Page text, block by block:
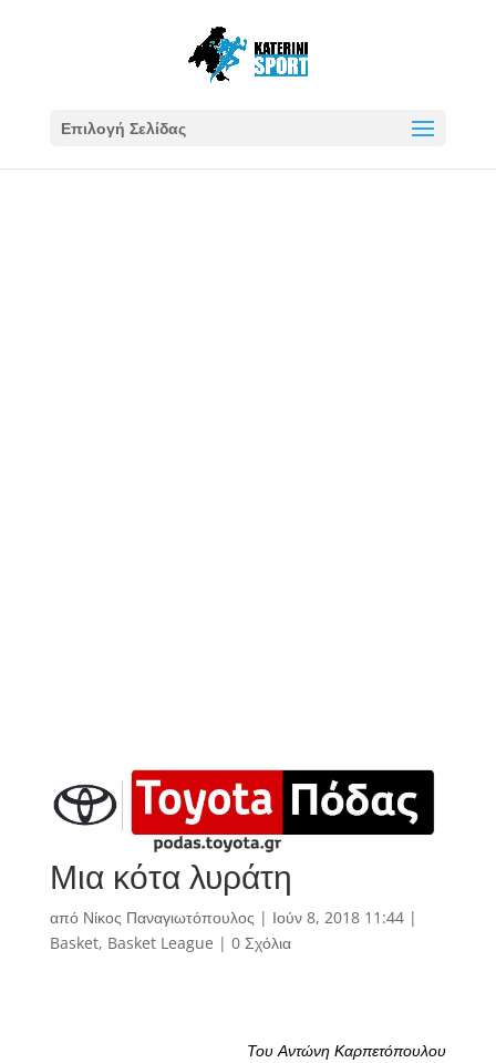
Επιλογή Σελίδας
Μια κότα λυράτη
από Νίκος Παναγιωτόπουλος | Ιούν 8, 2018 11:44|
Basket, Basket League | 0 Σχόλια
Του Αντώνη Καρπετόπουλου